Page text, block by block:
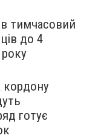
тимчасовий
до 4
кордону
готує